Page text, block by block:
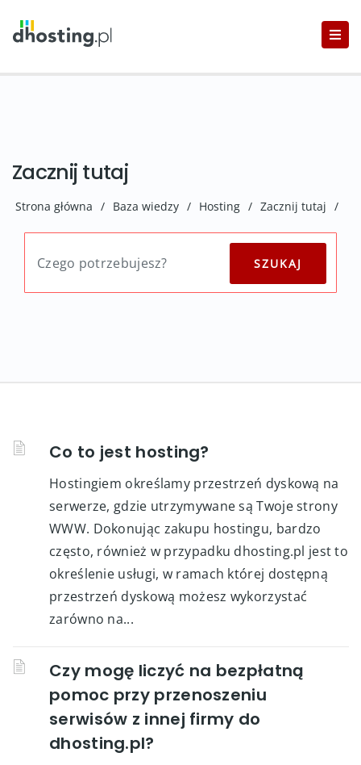
Zacznij tutaj
Strona główna / Baza wiedzy / Hosting / Zacznij tutaj /
Co to jest hosting?
Hostingiem określamy przestrzeń dyskową na
serwerze, gdzie utrzymywane są Twoje strony
WWW. Dokonując zakupu hostingu, bardzo
często, również w przypadku dhosting.pl jest to
określenie usługi, w ramach której dostępną
przestrzeń dyskową możesz wykorzystać
zarówno na...
Czy mogę liczyć na bezpłatną
pomoc przy przenoszeniu
serwisów z innej firmy do
dhosting.pl?